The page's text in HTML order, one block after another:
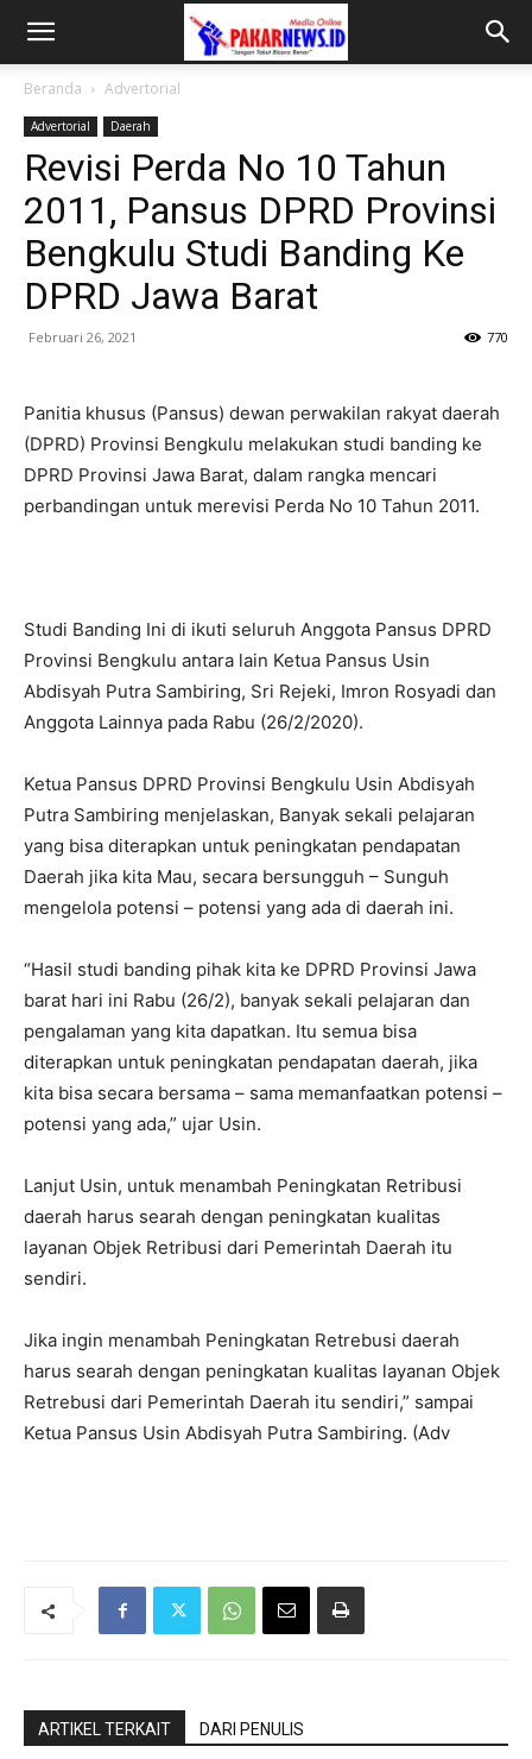
Beranda Advertorial
Advertorial Daerah
Revisi Perda No 10 Tahun
2011, Pansus DPRD Provinsi
Bengkulu Studi Banding Ke
DPRD Jawa Barat
Februari 26, 2021 770
Panitia khusus (Pansus) dewan perwakilan rakyat daerah
(DPRD) Provinsi Bengkulu melakukan studi banding ke
DPRD Provinsi Jawa Barat, dalam rangka mencari
perbandingan untuk merevisi Perda No 10 Tahun 2011.
Studi Banding Ini di ikuti seluruh Anggota Pansus DPRD
Provinsi Bengkulu antara lain Ketua Pansus Usin
Abdisyah Putra Sambiring, Sri Rejeki, Imron Rosyadi dan
Anggota Lainnya pada Rabu (26/2/2020).
Ketua Pansus DPRD Provinsi Bengkulu Usin Abdisyah
Putra Sambiring menjelaskan, Banyak sekali pelajaran
yang bisa diterapkan untuk peningkatan pendapatan
Daerah jika kita Mau, secara bersungguh – Sunguh
mengelola potensi – potensi yang ada di daerah ini.
“Hasil studi banding pihak kita ke DPRD Provinsi Jawa
barat hari ini Rabu (26/2), banyak sekali pelajaran dan
pengalaman yang kita dapatkan. Itu semua bisa
diterapkan untuk peningkatan pendapatan daerah, jika
kita bisa secara bersama – sama memanfaatkan potensi –
potensi yang ada,” ujar Usin.
Lanjut Usin, untuk menambah Peningkatan Retribusi
daerah harus searah dengan peningkatan kualitas
layanan Objek Retribusi dari Pemerintah Daerah itu
sendiri.
Jika ingin menambah Peningkatan Retrebusi daerah
harus searah dengan peningkatan kualitas layanan Objek
Retrebusi dari Pemerintah Daerah itu sendiri,” sampai
Ketua Pansus Usin Abdisyah Putra Sambiring. (Adv
ARTIKEL TERKAIT DARI PENULIS